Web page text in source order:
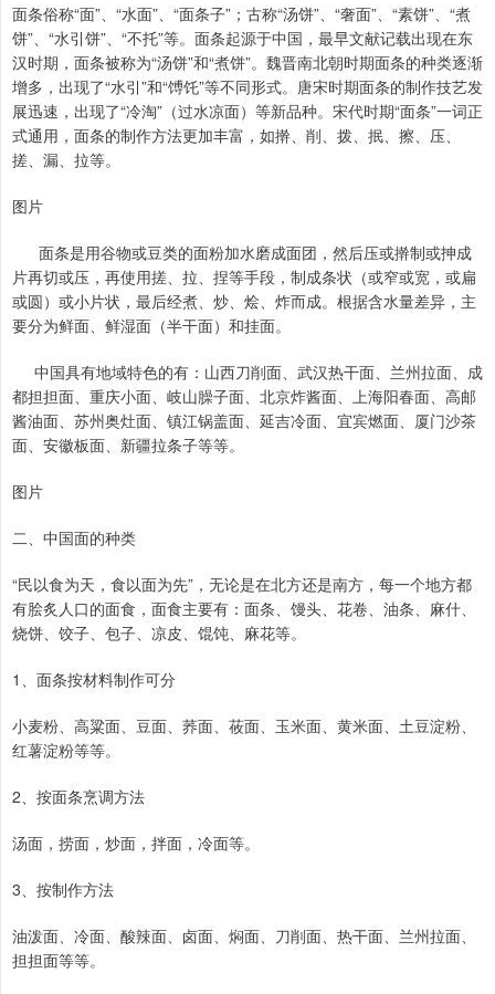
面条俗称“面”、“水面”、“面条子”；古称“汤饼”、“奢面”、“素饼”、“煮
饼”、“水引饼”、“不托”等。面条起源于中国，最早文献记载出现在东
汉时期，面条被称为“汤饼”和“煮饼”。‌魏晋南北朝‌时期面条的种类逐渐
增多，出现了“水引”和“馎饦”等不同形式。唐宋时期‌面条的制作技艺发
展迅速，出现了“冷淘”（过水凉面）等新品种。宋代时期“面条”一词正
式通用，面条的制作方法更加丰富，如擀、削、拨、抿、擦、压、
搓、漏、拉等。
图片
面条是用谷物或豆类的面粉加水磨成面团，然后压或擀制或抻成
片再切或压，再使用搓、拉、捏等手段，制成条状（或窄或宽，或扁
或圆）或小片状，最后经煮、炒、烩、炸而成。根据含水量差异，主
要分为鲜面、鲜湿面（半干面）和挂面。
中国具有地域特色的有：山西刀削面、武汉热干面、兰州拉面、成
都担担面、重庆小面、岐山臊子面、北京炸酱面、上海阳春面、高邮
酱油面、苏州奥灶面、镇江锅盖面、延吉冷面、宜宾燃面、厦门沙茶
面、安徽板面、新疆拉条子等等。
图片
二、中国面的种类
“民以食为天，食以面为先”，无论是在北方还是南方，每一个地方都
有脍炙人口的面食，面食主要有：面条、馒头、花卷、油条、麻什、
烧饼、饺子、包子、凉皮、馄饨、麻花等。
1、面条按材料制作可分
小麦粉、高粱面、豆面、荞面、莜面、玉米面、黄米面、土豆淀粉、
红薯淀粉等等。
2、按面条烹调方法
汤面，捞面，炒面，拌面，冷面等。
3、按制作方法
油泼面、冷面、酸辣面、卤面、焖面、刀削面、热干面、兰州拉面、
担担面等等。